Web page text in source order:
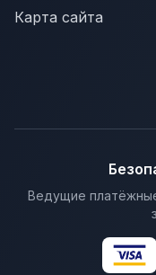
Карта сайта
Ведущие